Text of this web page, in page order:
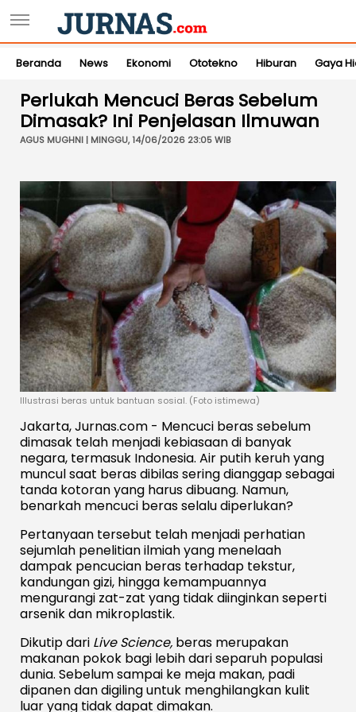
Beranda News Ekonomi Ototekno Hiburan Gaya
Perlukah Mencuci Beras Sebelum
Dimasak? Ini Penjelasan Ilmuwan
AGUS MUGHNI | MINGGU, 14/06/2026 23:05 WIB
Illustrasi beras untuk bantuan sosial. (Foto istimewa)
Jakarta, Jurnas.com - Mencuci beras sebelum
dimasak telah menjadi kebiasaan di banyak
negara, termasuk Indonesia. Air putih keruh yang
muncul saat beras dibilas sering dianggap sebagai
tanda kotoran yang harus dibuang. Namun,
benarkah mencuci beras selalu diperlukan?
Pertanyaan tersebut telah menjadi perhatian
sejumlah penelitian ilmiah yang menelaah
dampak pencucian beras terhadap tekstur,
kandungan gizi, hingga kemampuannya
mengurangi zat-zat yang tidak diinginkan seperti
arsenik dan mikroplastik.
Dikutip dari Live Science, beras merupakan
makanan pokok bagi lebih dari separuh populasi
dunia. Sebelum sampai ke meja makan, padi
dipanen dan digiling untuk menghilangkan kulit
luar yang tidak dapat dimakan.